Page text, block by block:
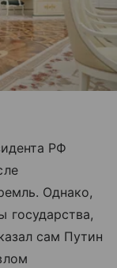
РФ
Однако,
государства,
сам Путин